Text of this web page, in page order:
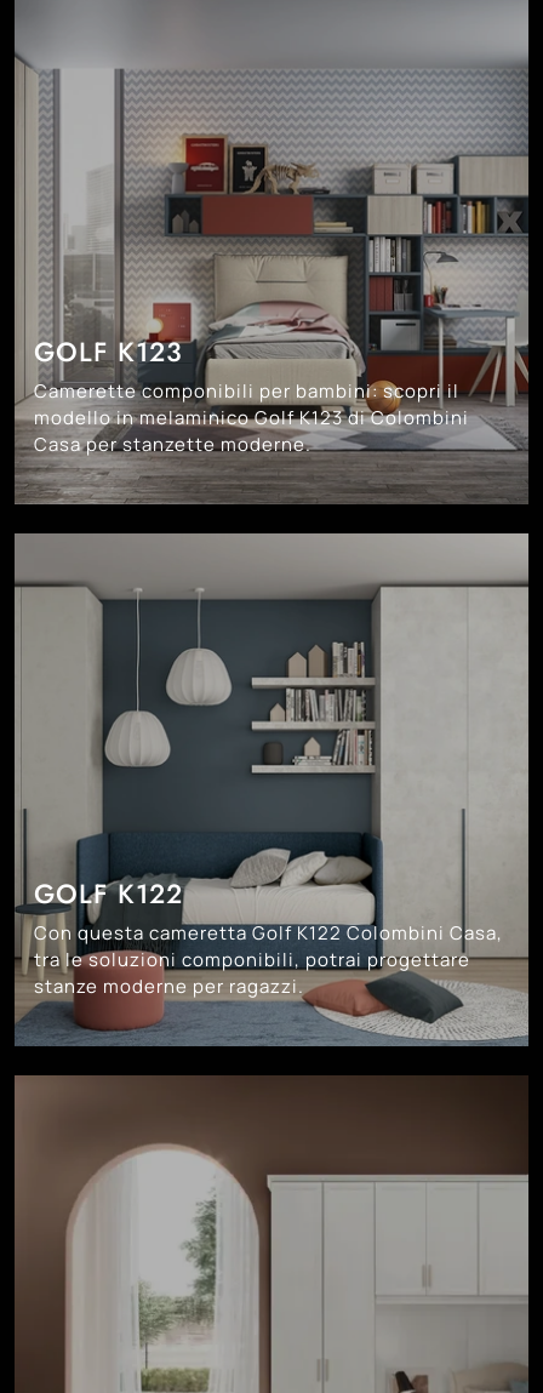
GOLF K123
Camerette componibili per bambini: scopri il
modello in melaminico Golf K123 di Colombini
Casa per stanzette moderne.
GOLF K122
Con questa cameretta Golf K122 Colombini Casa,
tra le soluzioni componibili, potrai progettare
stanze moderne per ragazzi.